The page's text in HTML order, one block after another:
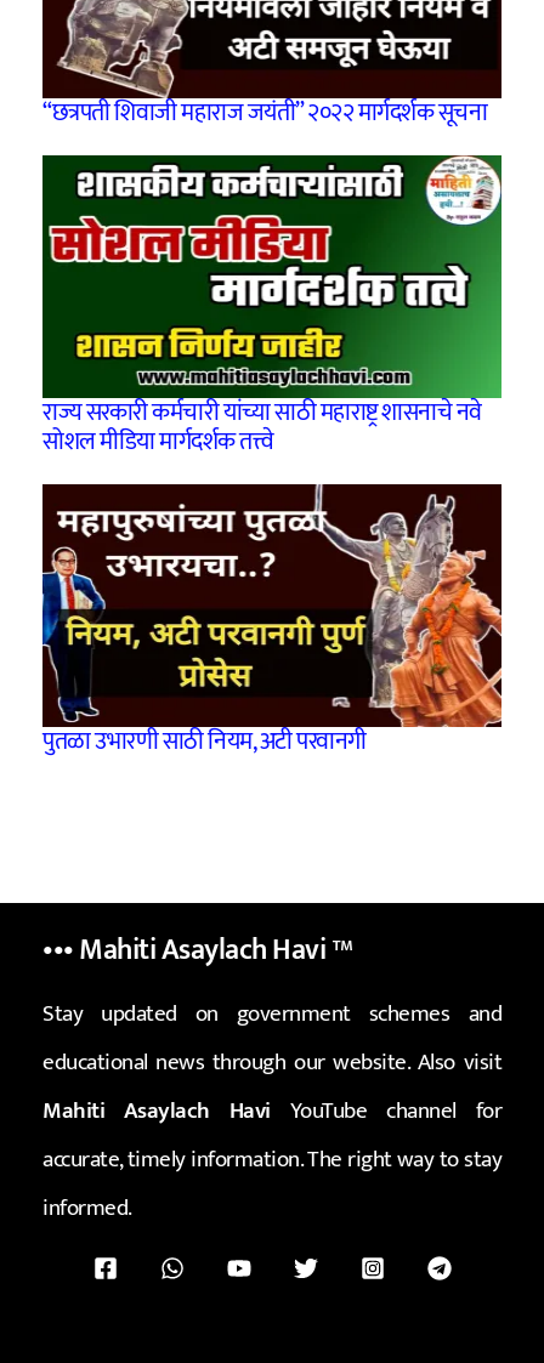
“छत्रपती शिवाजी महाराज जयंती” २०२२ मार्गदर्शक सूचना
राज्य सरकारी कर्मचारी यांच्या साठी महाराष्ट्र शासनाचे नवे
सोशल मीडिया मार्गदर्शक तत्त्वे
पुतळा उभारणी साठी नियम, अटी परवानगी
••• Mahiti Asaylach Havi™
Stay updated on government schemes and
educational news through our website. Also visit
Mahiti Asaylach Havi YouTube channel for
accurate, timely information. The right way to stay
informed.